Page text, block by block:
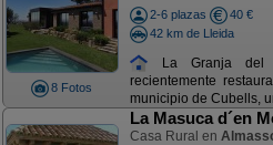
8 Fotos
2-6 plazas
40 €
42 km de Lleida
La Granja del
recientemente
municipio de Cubells,
La Masuca d´en
Casa Rural en